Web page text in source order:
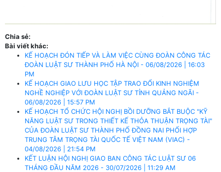
Chia sẻ:
Bài viết khác:
KẾ HOẠCH ĐÓN TIẾP VÀ LÀM VIỆC CÙNG ĐOÀN CÔNG TÁC
ĐOÀN LUẬT SƯ THÀNH PHỐ HÀ NỘI - 06/08/2026 | 16:03
PM
KẾ HOẠCH GIAO LƯU HỌC TẬP TRAO ĐỔI KINH NGHIỆM
NGHỀ NGHIỆP VỚI ĐOÀN LUẬT SƯ TỈNH QUẢNG NGÃI -
06/08/2026 | 15:57 PM
KẾ HOẠCH TỔ CHỨC HỘI NGHỊ BỒI DƯỠNG BẮT BUỘC "KỸ
NĂNG LUẬT SƯ TRONG THIẾT KẾ THỎA THUẬN TRỌNG TÀI"
CỦA ĐOÀN LUẬT SƯ THÀNH PHỐ ĐỒNG NAI PHỐI HỢP
TRUNG TÂM TRỌNG TÀI QUỐC TẾ VIỆT NAM (VIAC) -
04/08/2026 | 21:54 PM
KẾT LUẬN HỘI NGHỊ GIAO BAN CÔNG TÁC LUẬT SƯ 06
THÁNG ĐẦU NĂM 2026 - 30/07/2026 | 11:29 AM